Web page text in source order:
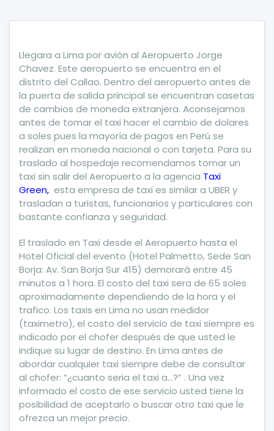
Llegara a Lima por avión al Aeropuerto Jorge
Chavez. Este aeropuerto se encuentra en el
distrito del Callao. Dentro del aeropuerto antes de
la puerta de salida principal se encuentran casetas
de cambios de moneda extranjera. Aconsejamos
antes de tomar el taxi hacer el cambio de dolares
a soles pues la mayoría de pagos en Perú se
realizan en moneda nacional o con tarjeta. Para su
traslado al hospedaje recomendamos tomar un
taxi sin salir del Aeropuerto a la agencia Taxi
Green, esta empresa de taxi es similar a UBER y
trasladan a turistas, funcionarios y particulares con
bastante confianza y seguridad.
El traslado en Taxi desde el Aeropuerto hasta el
Hotel Oficial del evento (Hotel Palmetto, Sede San
Borja: Av. San Borja Sur 415) demorará entre 45
minutos a 1 hora. El costo del taxi sera de 65 soles
aproximadamente dependiendo de la hora y el
trafico. Los taxis en Lima no usan medidor
(taximetro), el costo del servicio de taxi siempre es
indicado por el chofer después de que usted le
indique su lugar de destino. En Lima antes de
abordar cualquier taxi siempre debe de consultar
al chofer: “¿cuanto seria el taxi a…?” . Una vez
informado el costo de ese servicio usted tiene la
posibilidad de aceptarlo o buscar otro taxi que le
ofrezca un mejor precio.